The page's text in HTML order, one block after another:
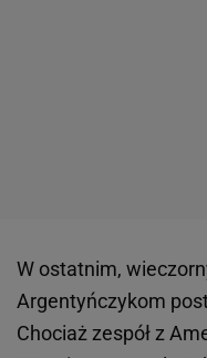
W ostatnim,
Argentyńczykom
Chociaż zespół z